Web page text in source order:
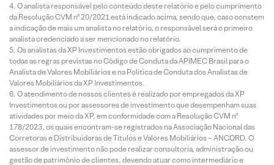
O analista responsável pelo conteúdo deste relatório e pelo cumprimento
da Resolução CVM nº 20/2021 está indicado acima, sendo que, caso constem
a indicação de mais um analista no relatório, o responsável será o primeiro
analista credenciado a ser mencionado no relatório.
Os analistas da XP Investimentos estão obrigados ao cumprimento de
todas as regras previstas no Código de Conduta da APIMEC Brasil para o
Analista de Valores Mobiliários e na Política de Conduta dos Analistas de
Valores Mobiliários da XP Investimentos.
O atendimento de nossos clientes é realizado por empregados da XP
Investimentos ou por assessores de investimento que desempenham suas
atividades por meio da XP, em conformidade com a Resolução CVM nº
178/2023, os quais encontram-se registrados na Associação Nacional das
Corretoras e Distribuidoras de Títulos e Valores Mobiliários – ANCORD. O
assessor de investimento não pode realizar consultoria, administração ou
gestão de patrimônio de clientes, devendo atuar como intermediário e